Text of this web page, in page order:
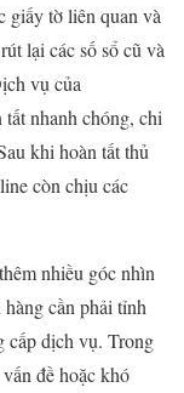
giấy tờ liên quan và
lại các số sổ cũ và
vụ của
nhanh chóng, chi
khi hoàn tất thủ
còn chịu các
nhiều góc nhìn
cần phải tỉnh
cấp dịch vụ. Trong
đề hoặc khó